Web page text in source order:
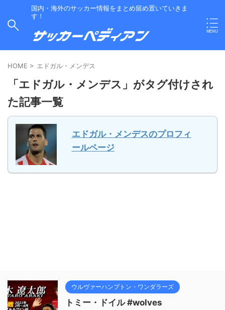
国内・海外のサッカー情報をまとめ留め置いていきま
す！
HOME > エドガル・メンデス
「エドガル・メンデス」がタグ付けされ
た記事一覧
エドガル・メンデスのプロフィ
ールページ
ウルヴァーハンプトン・ワンダラーズ
トミー・ドイル #wolves